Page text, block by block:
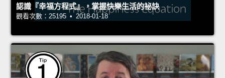
認識『幸福方程式』，掌握快樂生活的祕訣
觀看次數：25195 • 2018-01-18